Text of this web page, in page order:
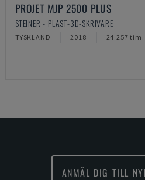
PROJET MJP 2500 PLUS
STEINER - PLAST-3D-SKRIVARE
TYSKLAND 2018 24.257 tim.
ANMÄL DIG TILL